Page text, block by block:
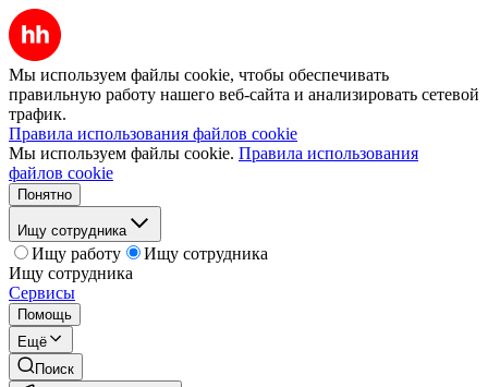
Мы используем файлы cookie, чтобы обеспечивать
правильную работу нашего веб-сайта и анализировать сетевой
трафик.
Правила использования файлов cookie
Мы используем файлы cookie. Правила использования
файлов cookie
Понятно
Ищу сотрудника
Ищу работу
Ищу сотрудника
Ищу сотрудника
Сервисы
Помощь
Ещё
Поиск